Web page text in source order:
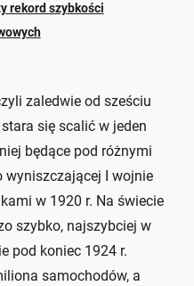
rekord szybkości
zaledwie od sześciu
się scalić w jeden
będące pod różnymi
wyniszczającej I wojnie
w 1920 r. Na świecie
szybko, najszybciej w
pod koniec 1924 r.
samochodów, a